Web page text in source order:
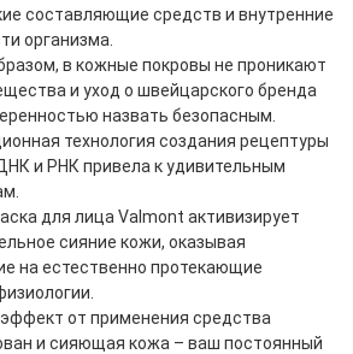
для лица
за лицом
лица
и гоммажи для лица
эмульсии, концентраты и
глаз
составляющие средств и внутренние
организма.
в кожные покровы не проникают
и уход о швейцарского бренда
назвать безопасным.
технология создания рецептуры
и РНК привела к удивительным
для лица Valmont активизирует
сияние кожи, оказывая
на естественно протекающие
эффект от применения средства
и сияющая кожа – ваш постоянный